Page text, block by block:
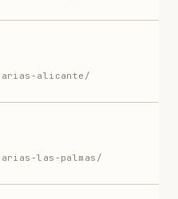
alicante/
las-palmas/